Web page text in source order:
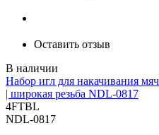
Оставить отзыв
Набор игл для накачивания
| широкая резьба NDL-0817
4FTBL
NDL-0817